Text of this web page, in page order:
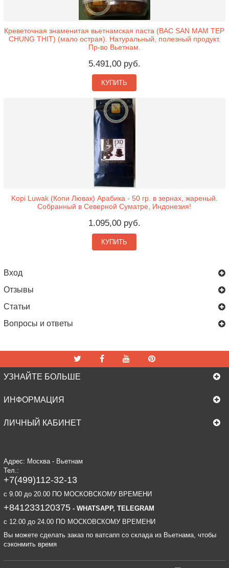
Креветочная знаменитая вьетнамская паста (BAC SAN MAM TEP
CHUNG THIT) (мало острая). Натуральный, полезный продукт.
Пр-во Вьетнам.
5.491,00 руб.
КУПИТЬ
Kopi Luwak (Копи Лювак) Арабика - 50 гр. в зернах, жареный.
Собранный в Северной Суматре, Индонезия!
1.095,00 руб.
КУПИТЬ
Вход
Отзывы
Статьи
Вопросы и ответы
УЗНАЙТЕ БОЛЬШЕ
ИНФОРМАЦИЯ
ЛИЧНЫЙ КАБИНЕТ
Адрес: Москва - Вьетнам
Тел.:
+7(499)112-32-13
c 9.00 до 20.00 ПО МОСКОВСКОМУ ВРЕМЕНИ
+841233120375- WHATSAPP, TELEGRAM
c 12.00 до 24.00 ПО МОСКОВСКОМУ ВРЕМЕНИ
Вы можете сделать заказ по ватсапп со склада из Вьетнама, чтобы
сэконмить время